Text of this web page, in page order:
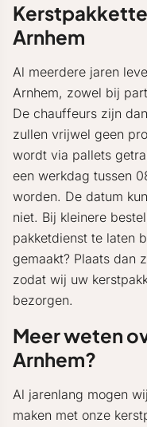
Arnhem
Al meerdere jaren
Arnhem, zowel bij
De chauffeurs zijn
zullen vrijwel geen
wordt via pallets
een werkdag tussen
worden. De datum
niet. Bij kleinere
pakketdienst te laten
gemaakt? Plaats dan
zodat wij uw
bezorgen.
Meer weten
Arnhem?
Al jarenlang mogen
maken met onze